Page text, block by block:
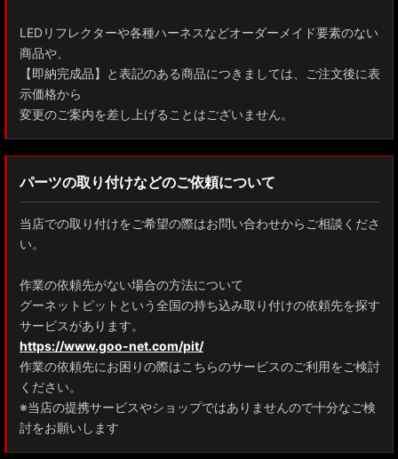
LEDリフレクターや各種ハーネスなどオーダーメイド要素のない
商品や、
【即納完成品】と表記のある商品につきましては、ご注文後に表
示価格から
変更のご案内を差し上げることはございません。
パーツの取り付けなどのご依頼について
当店での取り付けをご希望の際はお問い合わせからご相談くださ
い。
作業の依頼先がない場合の方法について
グーネットピットという全国の持ち込み取り付けの依頼先を探す
サービスがあります。
https://www.goo-net.com/pit/
作業の依頼先にお困りの際はこちらのサービスのご利用をご検討
ください。
※当店の提携サービスやショップではありませんので十分なご検
討をお願いします